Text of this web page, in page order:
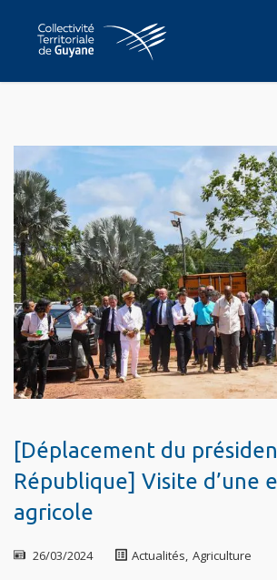
[Déplacement du
République] Visite d’une
agricole
26/03/2024 Actualités, Agriculture